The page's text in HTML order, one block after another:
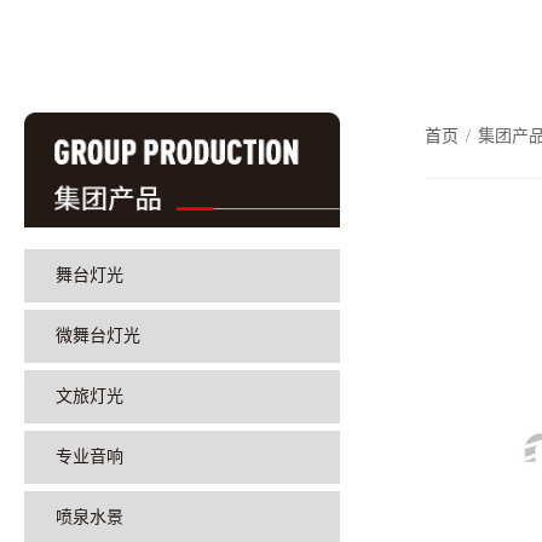
舞台灯光
微舞台灯光
文旅灯光
专业音响
喷泉水景
首页 / 集团产